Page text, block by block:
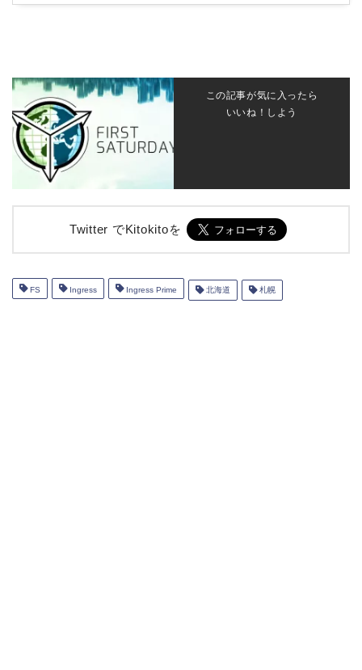
この記事が気に入ったら
いいね！しよう
Twitter でKitokitoを
FS Ingress Ingress Prime 北海道 札幌